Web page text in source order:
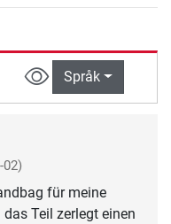
Språk
02)
für meine
Teil zerlegt einen